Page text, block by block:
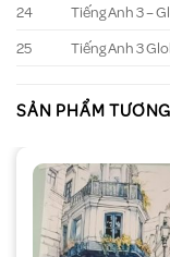
24
Tiếng Anh 3 –
25
Tiếng Anh 3
SẢN PHẨM